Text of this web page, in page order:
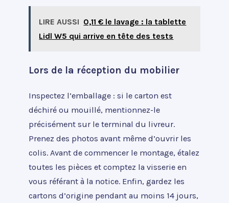
LIRE AUSSI 0,11 € le lavage : la tablette
Lidl W5 qui arrive en tête des tests
Lors de la réception du mobilier
Inspectez l’emballage : si le carton est
déchiré ou mouillé, mentionnez-le
précisément sur le terminal du livreur.
Prenez des photos avant même d’ouvrir les
colis. Avant de commencer le montage, étalez
toutes les pièces et comptez la visserie en
vous référant à la notice. Enfin, gardez les
cartons d’origine pendant au moins 14 jours,